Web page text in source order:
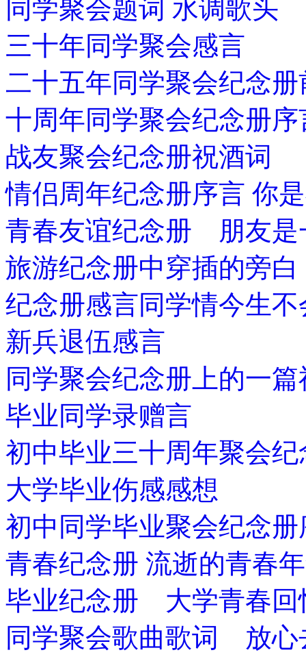
同学聚会题词 水调歌头
三十年同学聚会感言
二十五年同学聚会纪念册
十周年同学聚会纪念册序
战友聚会纪念册祝酒词
情侣周年纪念册序言 你
青春友谊纪念册 朋友是
旅游纪念册中穿插的旁白
纪念册感言同学情今生不
新兵退伍感言
同学聚会纪念册上的一
毕业同学录赠言
初中毕业三十周年聚会
大学毕业伤感感想
初中同学毕业聚会纪念册
青春纪念册 流逝的青春
毕业纪念册 大学青春回
同学聚会歌曲歌词 放心